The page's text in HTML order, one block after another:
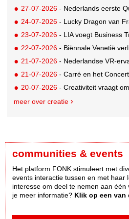
27-07-2026 - Nederlands eerste Queer
24-07-2026 - Lucky Dragon van Frankey toegevoegd
23-07-2026 - LIA voegt Business
22-07-2026 - Biënnale Venetië verliest
21-07-2026 - Nederlandse VR-ervaring 'Amsterdam
21-07-2026 - Carré en het Concertgebouw al 20 jaar
20-07-2026 - Creativiteit vraagt om lef, maar ook
meer over creatie
communities & events
Het platform FONK stimuleert met
events interactie tussen en met haar
interesse om deel te nemen aan één
je meer informatie? Klik op een van